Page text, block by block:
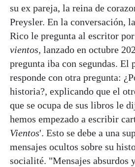
su ex pareja, la reina de
Preysler. En la conversación,
Rico le pregunta al escritor
vientos, lanzado en octubre
pregunta iba con segundas. El
responde con otra pregunta:
historia?, explicando que el
que se ocupa de sus libros le
hemos empezado a escribir
Vientos'. Esto se debe a una
mensajes ocultos sobre su
socialité. "Mensajes absurdos